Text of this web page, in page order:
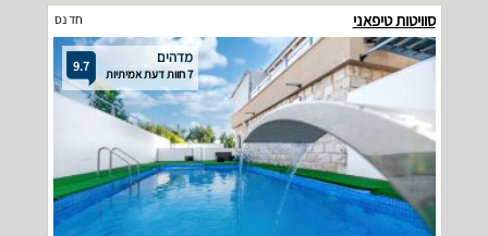
סוויטות טיפאני חד נס
9.7 מדהים
7 חוות דעת אמיתיות